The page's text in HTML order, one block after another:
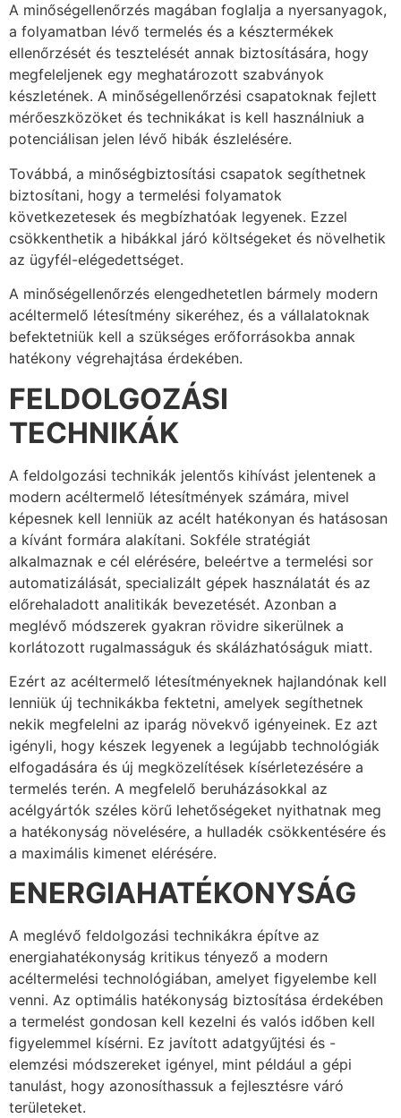
A minőségellenőrzés magában foglalja a nyersanyagok,
a folyamatban lévő termelés és a késztermékek
ellenőrzését és tesztelését annak biztosítására, hogy
megfeleljenek egy meghatározott szabványok
készletének. A minőségellenőrzési csapatoknak fejlett
mérőeszközöket és technikákat is kell használniuk a
potenciálisan jelen lévő hibák észlelésére.
Továbbá, a minőségbiztosítási csapatok segíthetnek
biztosítani, hogy a termelési folyamatok
következetesek és megbízhatóak legyenek. Ezzel
csökkenthetik a hibákkal járó költségeket és növelhetik
az ügyfél-elégedettséget.
A minőségellenőrzés elengedhetetlen bármely modern
acéltermelő létesítmény sikeréhez, és a vállalatoknak
befektetniük kell a szükséges erőforrásokba annak
hatékony végrehajtása érdekében.
FELDOLGOZÁSI
TECHNIKÁK
A feldolgozási technikák jelentős kihívást jelentenek a
modern acéltermelő létesítmények számára, mivel
képesnek kell lenniük az acélt hatékonyan és hatásosan
a kívánt formára alakítani. Sokféle stratégiát
alkalmaznak e cél elérésére, beleértve a termelési sor
automatizálását, specializált gépek használatát és az
előrehaladott analitikák bevezetését. Azonban a
meglévő módszerek gyakran rövidre sikerülnek a
korlátozott rugalmasságuk és skálázhatóságuk miatt.
Ezért az acéltermelő létesítményeknek hajlandónak kell
lenniük új technikákba fektetni, amelyek segíthetnek
nekik megfelelni az iparág növekvő igényeinek. Ez azt
igényli, hogy készek legyenek a legújabb technológiák
elfogadására és új megközelítések kísérletezésére a
termelés terén. A megfelelő beruházásokkal az
acélgyártók széles körű lehetőségeket nyithatnak meg
a hatékonyság növelésére, a hulladék csökkentésére és
a maximális kimenet elérésére.
ENERGIAHATÉKONYSÁG
A meglévő feldolgozási technikákra építve az
energiahatékonyság kritikus tényező a modern
acéltermelési technológiában, amelyet figyelembe kell
venni. Az optimális hatékonyság biztosítása érdekében
a termelést gondosan kell kezelni és valós időben kell
figyelemmel kísérni. Ez javított adatgyűjtési és -
elemzési módszereket igényel, mint például a gépi
tanulást, hogy azonosíthassuk a fejlesztésre váró
területeket.